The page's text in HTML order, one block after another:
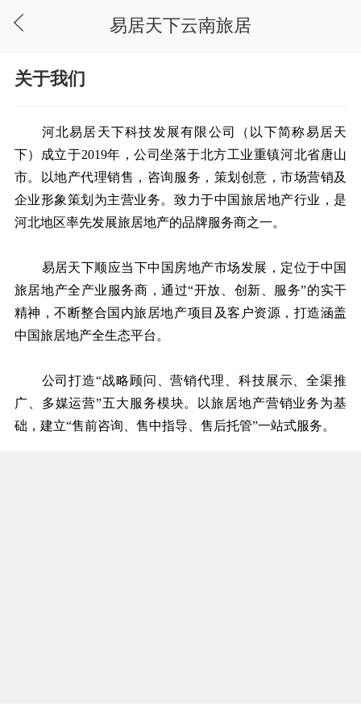
易居天下云南旅居
关于我们
河北易居天下科技发展有限公司（以下简称易居天
下）成立于2019年，公司坐落于北方工业重镇河北省唐山
市。以地产代理销售，咨询服务，策划创意，市场营销及
企业形象策划为主营业务。致力于中国旅居地产行业，是
河北地区率先发展旅居地产的品牌服务商之一。
易居天下顺应当下中国房地产市场发展，定位于中国
旅居地产全产业服务商，通过“开放、创新、服务”的实干
精神，不断整合国内旅居地产项目及客户资源，打造涵盖
中国旅居地产全生态平台。
公司打造“战略顾问、营销代理、科技展示、全渠推
广、多媒运营”五大服务模块。以旅居地产营销业务为基
础，建立“售前咨询、售中指导、售后托管”一站式服务。